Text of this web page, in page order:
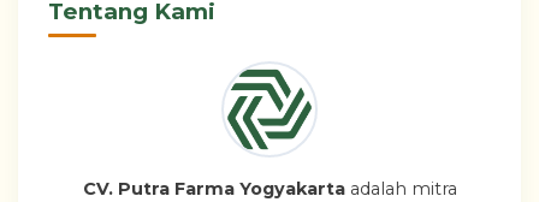
Tentang Kami
CV. Putra Farma Yogyakartaadalah mitra